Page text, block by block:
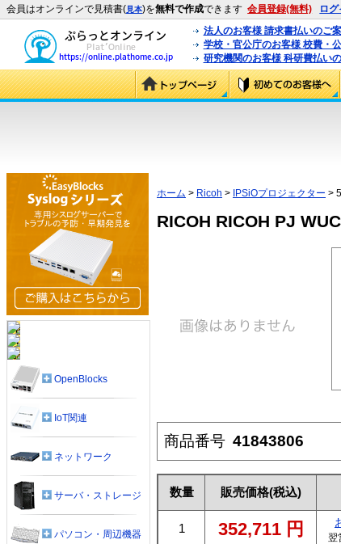
会員はオンラインで見積書(見本)を無料で作成できます 会員登録(無料) ロ
法人のお客様 請求書払いのご
学校・官公庁のお客様 校費・
研究機関のお客様 科研費払い
ホーム > Ricoh > IPSiOプロジェクター >
RICOH RICOH PJ
商品番号 41843806
数量 販売価格(税込)
1 352,711 円 翌
OpenBlocks
IoT関連
ネットワーク
サーバ・ストレージ
パソコン・周辺機器